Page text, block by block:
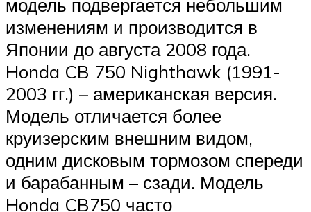
модель подвергается небольшим
изменениям и производится в
Японии до августа 2008 года.
Honda CB 750 Nighthawk (1991-
2003 гг.) – американская версия.
Модель отличается более
круизерским внешним видом,
одним дисковым тормозом спереди
и барабанным – сзади. Модель
Honda CB750 часто